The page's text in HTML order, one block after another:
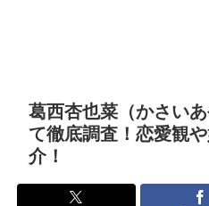
葛西杏也菜（かさい
て徹底調査！恋愛観
介！